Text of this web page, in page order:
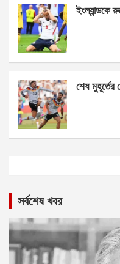
ইংল্যান্ডকে
শেষ
সর্বশেষ খবর